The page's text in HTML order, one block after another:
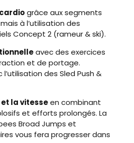
grâce aux segments
à l’utilisation des
Concept 2 (rameur & ski).
avec des exercices
et de portage.
des Sled Push &
la vitesseen combinant
et efforts prolongés. La
Broad Jumps et
vous fera progresser dans